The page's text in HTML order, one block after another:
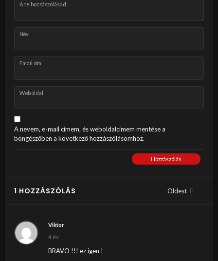
A te hozzászólásod
Név
Email cím
Weboldal
A nevem, e-mail címem, és weboldalcímem mentése a
böngészőben a következő hozzászólásomhoz.
Hozzászólás
1 HOZZÁSZÓLÁS Oldest
Viktor
4 év
BRAVO !!! ez igen !